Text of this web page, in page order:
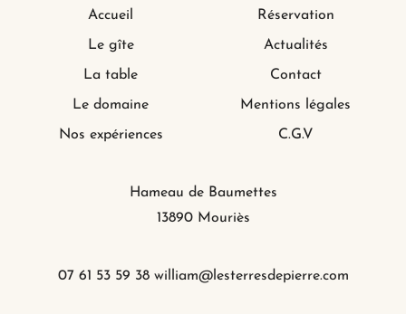
Accueil
Le gîte
La table
Le domaine
Nos expériences
Réservation
Actualités
Contact
Mentions légales
C.G.V
Hameau de Baumettes
13890 Mouriès
07 61 53 59 38 william@lesterresdepierre.com